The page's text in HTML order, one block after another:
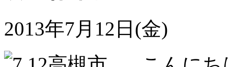
2013年7月12日(金)